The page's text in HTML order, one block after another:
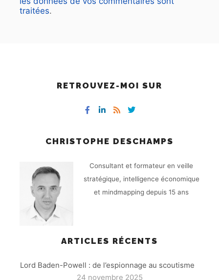
traitées.
RETROUVEZ-MOI SUR
CHRISTOPHE DESCHAMPS
Consultant et formateur en veille
stratégique, intelligence économique
et mindmapping depuis 15 ans
ARTICLES RÉCENTS
Lord Baden-Powell : de l’espionnage au scoutisme
24 novembre 2025